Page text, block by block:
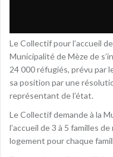
Le Collectif pour l’accueil
Municipalité de Mèze de
24 000 réfugiés, prévu par
sa position par une
représentant de l’état.
Le Collectif demande à la
l’accueil de 3 à 5 familles
logement pour chaque